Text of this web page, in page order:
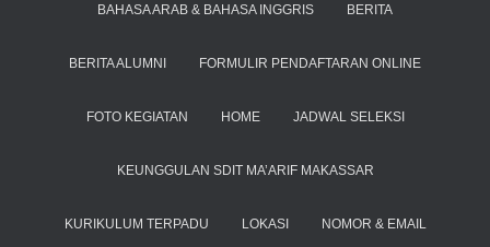
BAHASA ARAB & BAHASA INGGRIS BERITA
BERITA ALUMNI FORMULIR PENDAFTARAN ONLINE
FOTO KEGIATAN HOME JADWAL SELEKSI
KEUNGGULAN SDIT MA’ARIF MAKASSAR
KURIKULUM TERPADU LOKASI NOMOR & EMAIL